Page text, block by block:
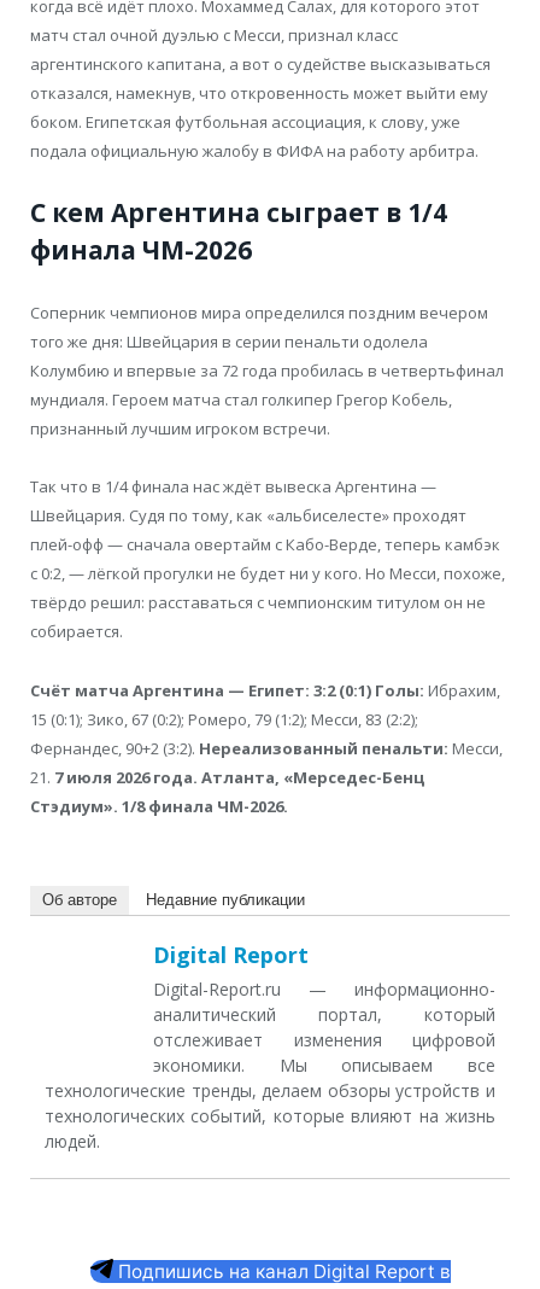
когда всё идёт плохо. Мохаммед Салах, для которого этот
матч стал очной дуэлью с Месси, признал класс
аргентинского капитана, а вот о судействе высказываться
отказался, намекнув, что откровенность может выйти ему
боком. Египетская футбольная ассоциация, к слову, уже
подала официальную жалобу в ФИФА на работу арбитра.
С кем Аргентина сыграет в 1/4
финала ЧМ-2026
Соперник чемпионов мира определился поздним вечером
того же дня: Швейцария в серии пенальти одолела
Колумбию и впервые за 72 года пробилась в четвертьфинал
мундиаля. Героем матча стал голкипер Грегор Кобель,
признанный лучшим игроком встречи.
Так что в 1/4 финала нас ждёт вывеска Аргентина —
Швейцария. Судя по тому, как «альбиселесте» проходят
плей-офф — сначала овертайм с Кабо-Верде, теперь камбэк
с 0:2, — лёгкой прогулки не будет ни у кого. Но Месси, похоже,
твёрдо решил: расставаться с чемпионским титулом он не
собирается.
Счёт матча Аргентина — Египет: 3:2 (0:1) Голы: Ибрахим,
15 (0:1); Зико, 67 (0:2); Ромеро, 79 (1:2); Месси, 83 (2:2);
Фернандес, 90+2 (3:2). Нереализованный пенальти: Месси,
21. 7 июля 2026 года. Атланта, «Мерседес-Бенц
Стэдиум». 1/8 финала ЧМ-2026.
Об авторе Недавние публикации
Digital Report
Digital-Report.ru — информационно-
аналитический портал, который
отслеживает изменения цифровой
экономики. Мы описываем все
технологические тренды, делаем обзоры устройств и
технологических событий, которые влияют на жизнь
людей.
Подпишись на канал Digital Report в